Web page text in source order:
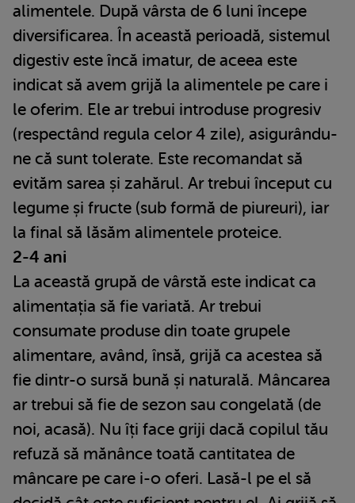
alimentele. După vârsta de 6 luni începe
diversificarea. În această perioadă, sistemul
digestiv este încă imatur, de aceea este
indicat să avem grijă la alimentele pe care i
le oferim. Ele ar trebui introduse progresiv
(respectând regula celor 4 zile), asigurându-
ne că sunt tolerate. Este recomandat să
evităm sarea și zahărul. Ar trebui început cu
legume și fructe (sub formă de piureuri), iar
la final să lăsăm alimentele proteice.
2-4 ani
La această grupă de vârstă este indicat ca
alimentația să fie variată. Ar trebui
consumate produse din toate grupele
alimentare, având, însă, grijă ca acestea să
fie dintr-o sursă bună și naturală. Mâncarea
ar trebui să fie de sezon sau congelată (de
noi, acasă). Nu îți face griji dacă copilul tău
refuză să mănânce toată cantitatea de
mâncare pe care i-o oferi. Lasă-l pe el să